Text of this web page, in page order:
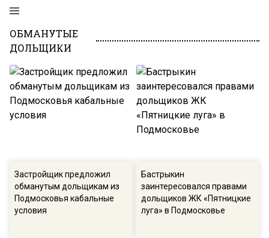
ОБМАНУТЫЕ
ДОЛЬЩИКИ
Застройщик предложил
обманутым дольщикам из
Подмосковья кабальные
условия
Бастрыкин
заинтересовался правами
дольщиков ЖК «Пятницкие
луга» в Подмосковье